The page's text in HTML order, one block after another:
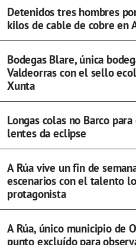
Detenidos tres hombres
kilos de cable de cobre en
Bodegas Blare, única
Valdeorras con el sello
Xunta
Longas colas no Barco
lentes da eclipse
A Rúa vive un fin de
escenarios con el talento
protagonista
A Rúa, único municipio de
punto excluído para